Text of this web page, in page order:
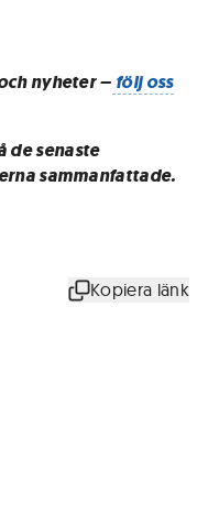
nyheter – följ oss
de senaste
sammanfattade.
Kopiera länk